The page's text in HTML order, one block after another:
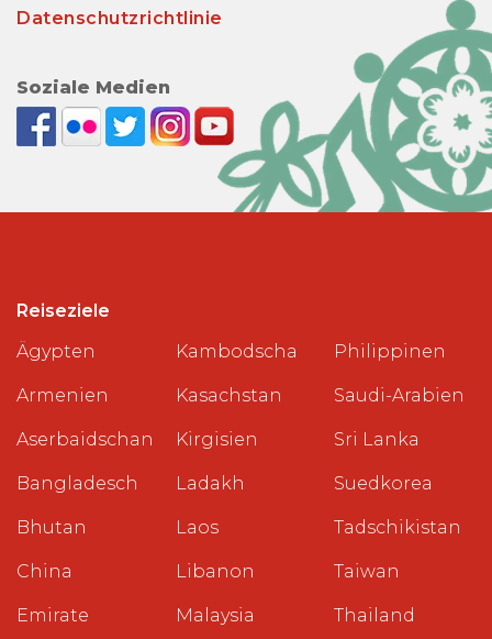
Datenschutzrichtlinie
Soziale Medien
Reiseziele
Ägypten
Armenien
Aserbaidschan
Bangladesch
Bhutan
China
Emirate
Kambodscha
Kasachstan
Kirgisien
Ladakh
Laos
Libanon
Malaysia
Philippinen
Saudi-Arabien
Sri Lanka
Suedkorea
Tadschikistan
Taiwan
Thailand